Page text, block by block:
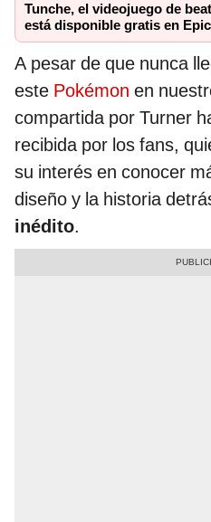
Tunche, el videojuego de
está disponible gratis en
A pesar de que nunca
este Pokémon en
compartida por Turner
recibida por los fans,
su interés en conocer
diseño y la historia
inédito.